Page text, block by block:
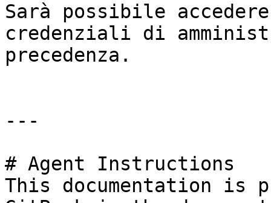
Sarà possibile
credenziali di
precedenza.
---
# Agent Instructions
This documentation is